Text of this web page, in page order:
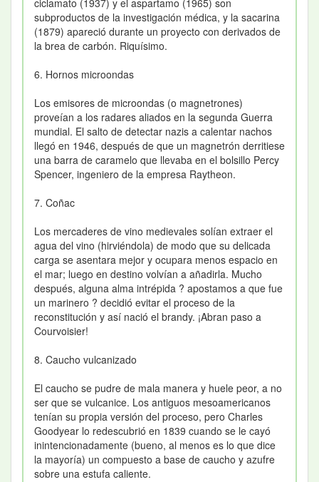
ciclamato (1937) y el aspartamo (1965) son
subproductos de la investigación médica, y la sacarina
(1879) apareció durante un proyecto con derivados de
la brea de carbón. Riquísimo.
6. Hornos microondas
Los emisores de microondas (o magnetrones)
proveían a los radares aliados en la segunda Guerra
mundial. El salto de detectar nazis a calentar nachos
llegó en 1946, después de que un magnetrón derritiese
una barra de caramelo que llevaba en el bolsillo Percy
Spencer, ingeniero de la empresa Raytheon.
7. Coñac
Los mercaderes de vino medievales solían extraer el
agua del vino (hirviéndola) de modo que su delicada
carga se asentara mejor y ocupara menos espacio en
el mar; luego en destino volvían a añadirla. Mucho
después, alguna alma intrépida ? apostamos a que fue
un marinero ? decidió evitar el proceso de la
reconstitución y así nació el brandy. ¡Abran paso a
Courvoisier!
8. Caucho vulcanizado
El caucho se pudre de mala manera y huele peor, a no
ser que se vulcanice. Los antiguos mesoamericanos
tenían su propia versión del proceso, pero Charles
Goodyear lo redescubrió en 1839 cuando se le cayó
inintencionadamente (bueno, al menos es lo que dice
la mayoría) un compuesto a base de caucho y azufre
sobre una estufa caliente.